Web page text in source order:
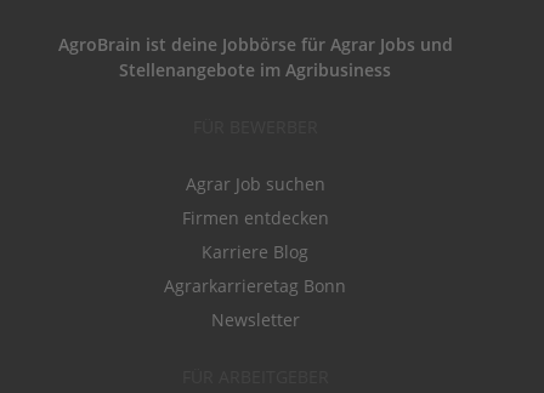
AgroBrain ist deine Jobbörse für Agrar Jobs und
Stellenangebote im Agribusiness
Agrar Job suchen
Firmen entdecken
Karriere Blog
Agrarkarrieretag Bonn
Newsletter